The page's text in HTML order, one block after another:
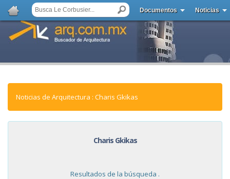
Documentos Noticias
Noticias de Arquitectura : Charis Gkikas
Charis Gkikas
Resultados de la búsqueda .